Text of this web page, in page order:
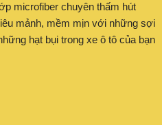
microfiber chuyên thấm hút
mảnh, mềm mịn với những sợi
hạt bụi trong xe ô tô của bạn